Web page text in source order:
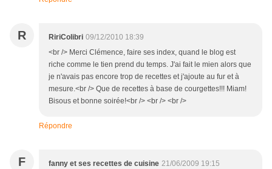
R RiriColibri 09/12/2010 18:39
<br /> Merci Clémence, faire ses index, quand le blog est
riche comme le tien prend du temps. J'ai fait le mien alors que
je n'avais pas encore trop de recettes et j'ajoute au fur et à
mesure.<br /> Que de recettes à base de courgettes!!! Miam!
Bisous et bonne soirée!<br /> <br /> <br />
Répondre
F fanny et ses recettes de cuisine 21/06/2009 19:15